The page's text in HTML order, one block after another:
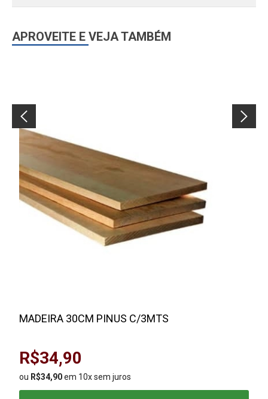
APROVEITE E VEJA TAMBÉM
MADEIRA 30CM PINUS C/3MTS
R$34,90
ou R$34,90em 10x sem juros